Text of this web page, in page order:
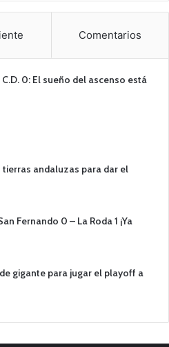
Comentarios
0: El sueño del ascenso está
andaluzas para dar el
Fernando 0 – La Roda 1 ¡Ya
gigante para jugar el playoff a